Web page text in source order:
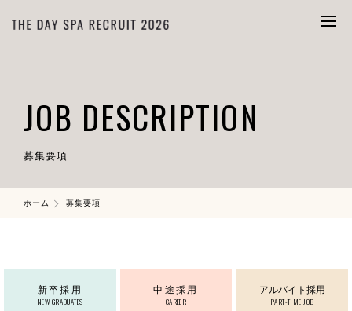
JOB DESCRIPTION
募集要項
ホーム 募集要項
新卒採用
NEW GRADUATES
中途採用
CAREER
アルバイト採用
PART-TIME JOB